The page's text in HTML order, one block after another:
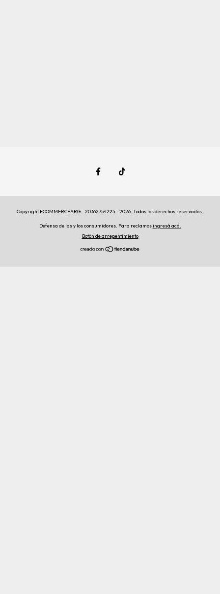
Copyright ECOMMERCEARG - 20362754225 - 2026. Todos los derechos reservados.
Defensa de las y los consumidores. Para reclamosingresá acá.
Botón de arrepentimiento